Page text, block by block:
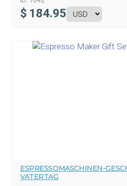
$ 184.95
ESPRESSOMASCHINEN-
VATERTAG